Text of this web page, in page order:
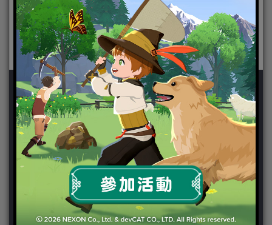
新聞分類
ChinaJoy 2018
Chinajoy2025
VIPlayer